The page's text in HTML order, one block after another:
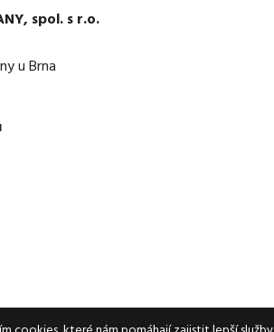
spol. s r.o.
u Brna